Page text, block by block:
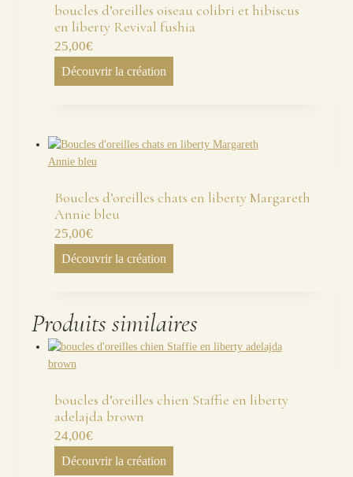
boucles d’oreilles oiseau colibri et hibiscus
en liberty Revival fushia
25,00€
Découvrir la création
Boucles d’oreilles chats en liberty Margareth
Annie bleu
25,00€
Découvrir la création
Produits similaires
boucles d’oreilles chien Staffie en liberty
adelajda brown
24,00€
Découvrir la création